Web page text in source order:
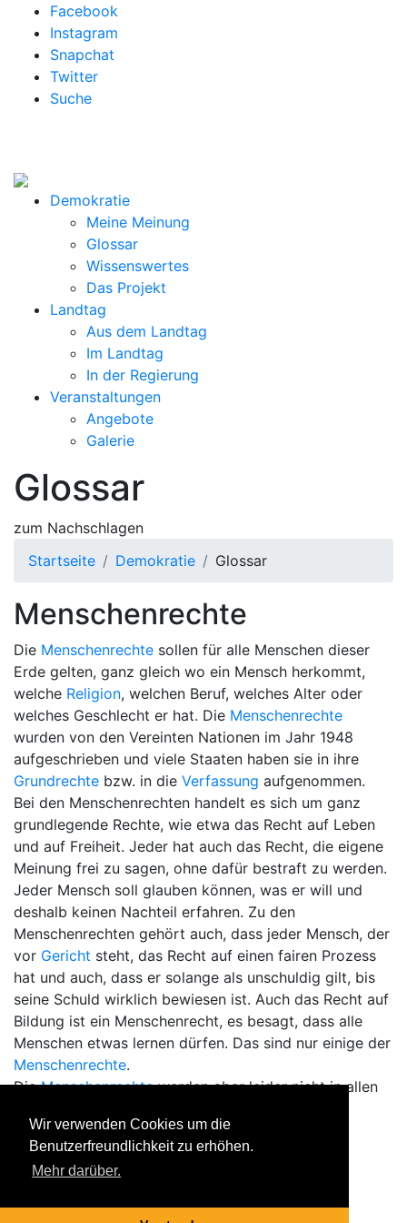
Wir verwenden Cookies um die
Benutzerfreundlichkeit zu erhöhen.
Mehr darüber.
Facebook
Instagram
Snapchat
Twitter
Suche
Demokratie
Meine Meinung
Glossar
Wissenswertes
Das Projekt
Landtag
Aus dem Landtag
Im Landtag
In der Regierung
Veranstaltungen
Angebote
Galerie
Glossar
zum Nachschlagen
Startseite
Demokratie Glossar
Menschenrechte
Die Menschenrechte sollen für alle Menschen dieser
Erde gelten, ganz gleich wo ein Mensch herkommt,
welche Religion, welchen Beruf, welches Alter oder
welches Geschlecht er hat. Die Menschenrechte
wurden von den Vereinten Nationen im Jahr 1948
aufgeschrieben und viele Staaten haben sie in ihre
Grundrechte bzw. in die Verfassung aufgenommen.
Bei den Menschenrechten handelt es sich um ganz
grundlegende Rechte, wie etwa das Recht auf Leben
und auf Freiheit. Jeder hat auch das Recht, die eigene
Meinung frei zu sagen, ohne dafür bestraft zu werden.
Jeder Mensch soll glauben können, was er will und
deshalb keinen Nachteil erfahren. Zu den
Menschenrechten gehört auch, dass jeder Mensch, der
vor Gericht steht, das Recht auf einen fairen Prozess
hat und auch, dass er solange als unschuldig gilt, bis
seine Schuld wirklich bewiesen ist. Auch das Recht auf
Bildung ist ein Menschenrecht, es besagt, dass alle
Menschen etwas lernen dürfen. Das sind nur einige der
Menschenrechte.
DieMenschenrechtewerden aber leider nicht in allen
Back
Alle Einträge anzeigen